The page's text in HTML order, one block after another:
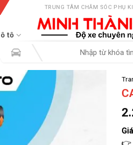
TRUNG TÂM CHĂM SÓC PHỤ
tô